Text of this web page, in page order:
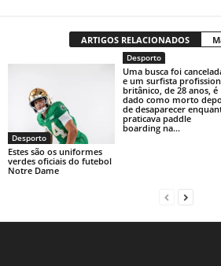
ARTIGOS RELACIONADOS
Desporto
Estes são os uniformes
verdes oficiais do futebol
Notre Dame
Desporto
Uma busca foi
e um surfista
britânico, de 28 anos, é
dado como morto
de desaparecer
praticava paddle
boarding na...